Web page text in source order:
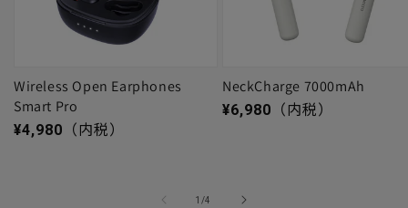
Wireless Open Earphones
Smart Pro
通常価格
¥4,980 （内税）
NeckCharge 7000mAh
通常価格
¥6,980 （内税）
1 /
の4